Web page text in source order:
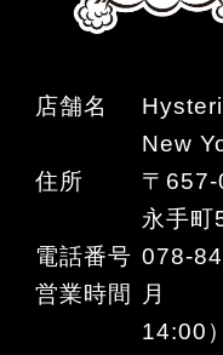
店舗名
New
住所
〒657-
永手町
電話番号 078-
営業時間
月
14:00）